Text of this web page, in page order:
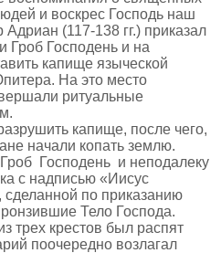
и воскрес Господь наш
(117-138 гг.) приказал
Гроб Господень и на
капище языческой
На это место
ритуальные
капище, после чего,
начали копать землю.
Господень и неподалеку
с надписью «Иисус
сделанной по приказанию
Тело Господа.
трех крестов был распят
поочередно возлагал